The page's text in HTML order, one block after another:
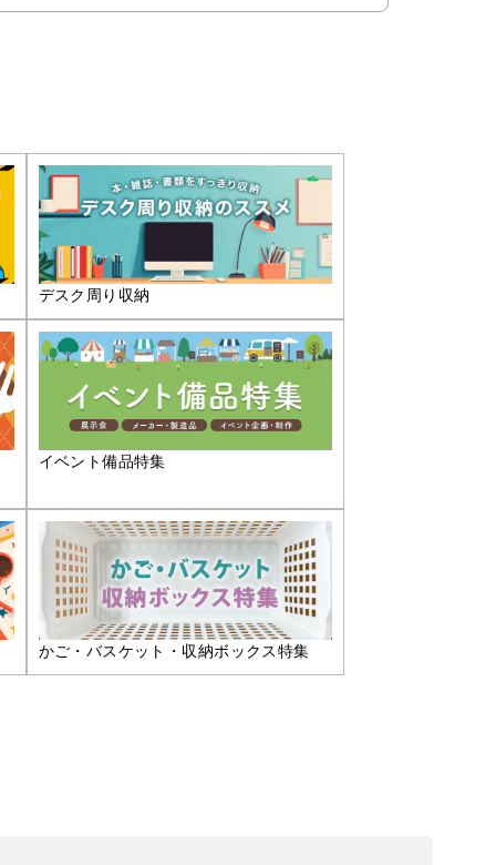
デスク周り収納
イベント備品特集
かご・バスケット・収納ボックス特集